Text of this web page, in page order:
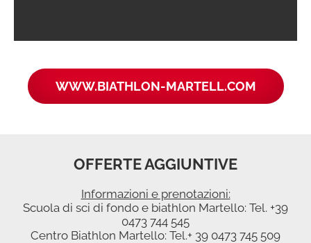
WWW.BIATHLON-MARTELL.COM
OFFERTE AGGIUNTIVE
Informazioni e prenotazioni:
Scuola di sci di fondo e biathlon Martello: Tel. +39
0473 744 545
Centro Biathlon Martello: Tel.+ 39 0473 745 509